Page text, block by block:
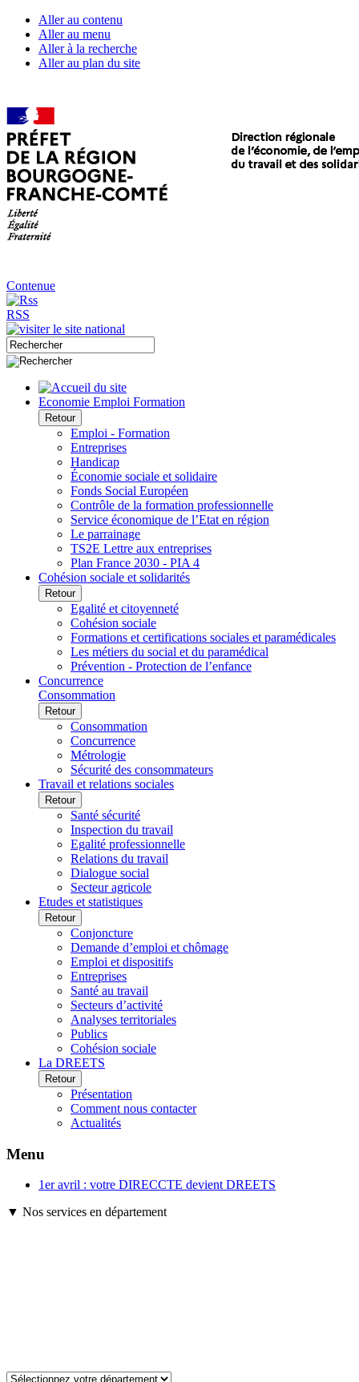
Aller au contenu
Aller au menu
Aller à la recherche
Aller au plan du site
Contenue
RSS
Economie Emploi Formation
Retour
Emploi - Formation
Entreprises
Handicap
Économie sociale et solidaire
Fonds Social Européen
Contrôle de la formation professionnelle
Service économique de l’Etat en région
Le parrainage
TS2E Lettre aux entreprises
Plan France 2030 - PIA 4
Cohésion sociale et solidarités
Retour
Egalité et citoyenneté
Cohésion sociale
Formations et certifications sociales et paramédicales
Les métiers du social et du paramédical
Prévention - Protection de l’enfance
Concurrence
Consommation
Retour
Consommation
Concurrence
Métrologie
Sécurité des consommateurs
Travail et relations sociales
Retour
Santé sécurité
Inspection du travail
Egalité professionnelle
Relations du travail
Dialogue social
Secteur agricole
Etudes et statistiques
Retour
Conjoncture
Demande d’emploi et chômage
Emploi et dispositifs
Entreprises
Santé au travail
Secteurs d’activité
Analyses territoriales
Publics
Cohésion sociale
La DREETS
Retour
Présentation
Comment nous contacter
Actualités
Menu
1er avril : votre DIRECCTE devient DREETS
▼ Nos services en département